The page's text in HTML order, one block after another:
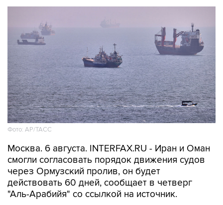
Фото: AP/ТАСС
Москва. 6 августа. INTERFAX.RU - Иран и Оман
смогли согласовать порядок движения судов
через Ормузский пролив, он будет
действовать 60 дней, сообщает в четверг
"Аль-Арабийя" со ссылкой на источник.